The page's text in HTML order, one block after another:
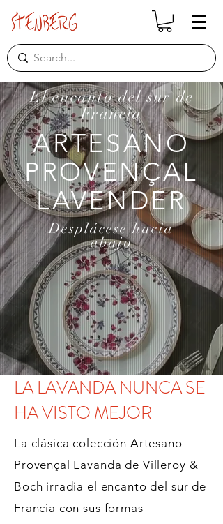
El encanto del sur de
Francia
ARTESANO
PROVENÇAL
LAVENDER
Desplácesehacia
abajo
LA LAVANDA NUNCA SE
HA VISTO MEJOR
La clásica colección Artesano
Provençal Lavanda de Villeroy &
Boch irradia el encanto del sur de
Francia con sus formas